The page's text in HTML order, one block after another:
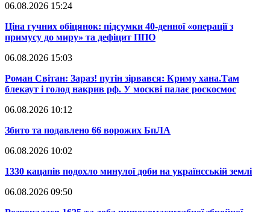
06.08.2026 15:24
​Ціна гучних обіцянок: підсумки 40-денної «операції з
примусу до миру» та дефіцит ППО
06.08.2026 15:03
​Роман Світан: Зараз! путін зірвався: Криму хана.Там
блекаут і голод накрив рф. У москві палає роскосмос
06.08.2026 10:12
​Збито та подавлено 66 ворожих БпЛА
06.08.2026 10:02
​1330 кацапів подохло минулої доби на українсській землі
06.08.2026 09:50